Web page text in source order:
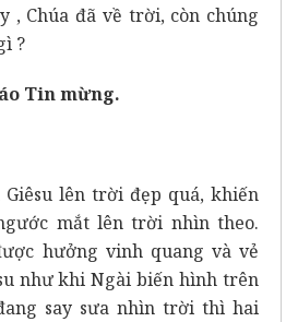
, Chúa đã về trời, còn chúng
?
Tin mừng.
Giêsu lên trời đẹp quá, khiến
mắt lên trời nhìn theo.
hưởng vinh quang và vẻ
như khi Ngài biến hình trên
say sưa nhìn trời thì hai